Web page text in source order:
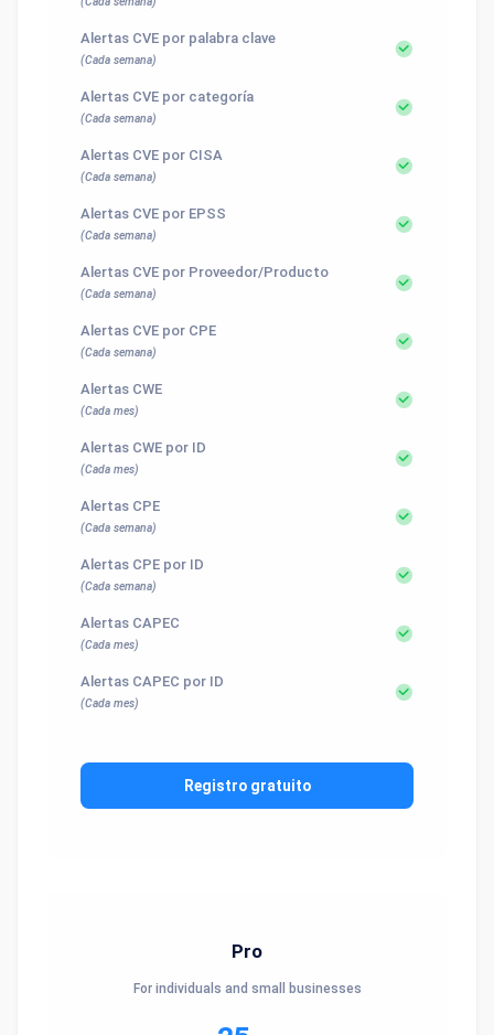
Alertas CVE por palabra clave
(Cada semana)
Alertas CVE por categoría
(Cada semana)
Alertas CVE por CISA
(Cada semana)
Alertas CVE por EPSS
(Cada semana)
Alertas CVE por Proveedor/Producto
(Cada semana)
Alertas CVE por CPE
(Cada semana)
Alertas CWE
(Cada mes)
Alertas CWE por ID
(Cada mes)
Alertas CPE
(Cada semana)
Alertas CPE por ID
(Cada semana)
Alertas CAPEC
(Cada mes)
Alertas CAPEC por ID
(Cada mes)
Registro gratuito
Pro
For individuals and small businesses